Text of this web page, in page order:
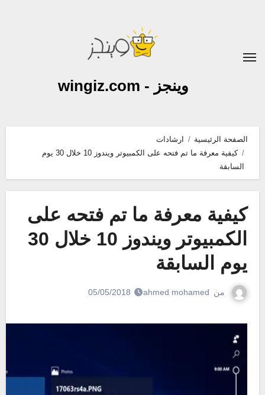
وينجز - wingiz.com
الصفحة الرئيسية
ارشادات
كيفية معرفة ما تم فتحه على الكمبيوتر ويندوز 10 خلال 30 يوم
السابقة
كيفية معرفة ما تم فتحه على
الكمبيوتر ويندوز 10 خلال 30
يوم السابقة
من ahmed mohamed
05/05/2018